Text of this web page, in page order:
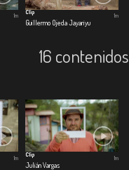
1m
Clip
Guillermo Ojeda Jayariyu
1m
16 contenidos
1m
Clip
Julián Vargas
1m